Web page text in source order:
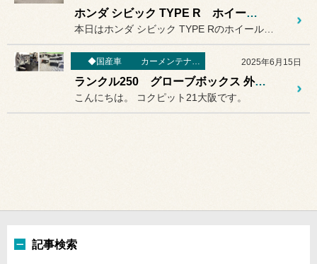
ホンダ シビック TYPE R ホイール交換☆
本日はホンダ シビック TYPE Rのホイール交換をしました！
◆国産車 カーメンテナンス 2025年6月15日
ランクル250 グローブボックス 外し方 大変！！
こんにちは。 コクピット21大阪です。
記事検索